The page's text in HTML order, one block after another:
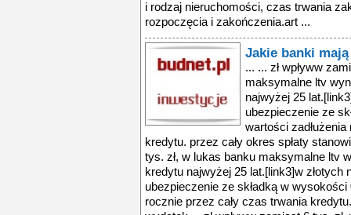
i rodzaj nieruchomości, czas trwania
rozpoczęcia i zakończenia.art ...
Jakie banki
... ... zł wpływw
maksymalne ltv
najwyżej 25
ubezpieczenie ze
wartości
kredytu. przez cały okres spłaty
tys. zł, w lukas banku maksymalne ltv
kredytu najwyżej 25 lat.[link3]w złotych
ubezpieczenie ze składką w
rocznie przez cały czas trwania